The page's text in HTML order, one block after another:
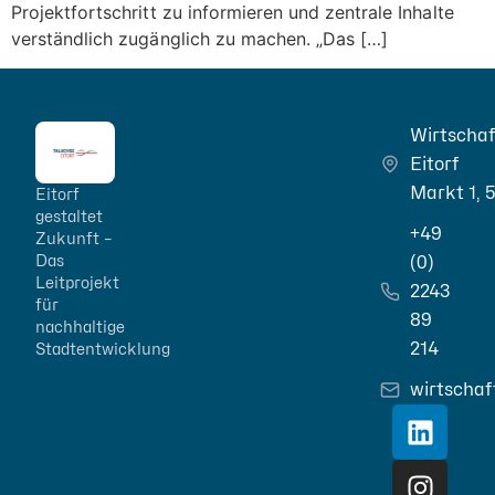
Projektfortschritt zu informieren und zentrale Inhalte
verständlich zugänglich zu machen. „Das […]
Eitorf
gestaltet
Zukunft –
Das
Leitprojekt
für
nachhaltige
Stadtentwicklung
Eitorf
Markt 1,
+49
(0)
2243
89
214